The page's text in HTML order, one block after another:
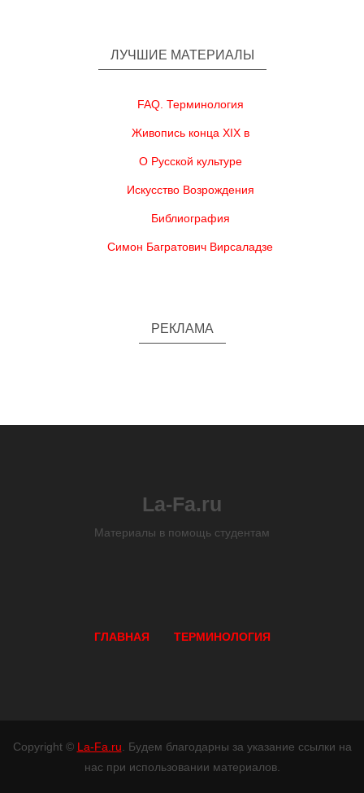
ЛУЧШИЕ МАТЕРИАЛЫ
FAQ. Терминология
Живопись конца XIX в
О Русской культуре
Искусство Возрождения
Библиография
Симон Багратович Вирсаладзе
РЕКЛАМА
La-Fa.ru
Материалы в помощь студентам
ГЛАВНАЯ ТЕРМИНОЛОГИЯ
Copyright © La-Fa.ru . Будем благодарны за указание ссылки на
нас при использовании материалов.